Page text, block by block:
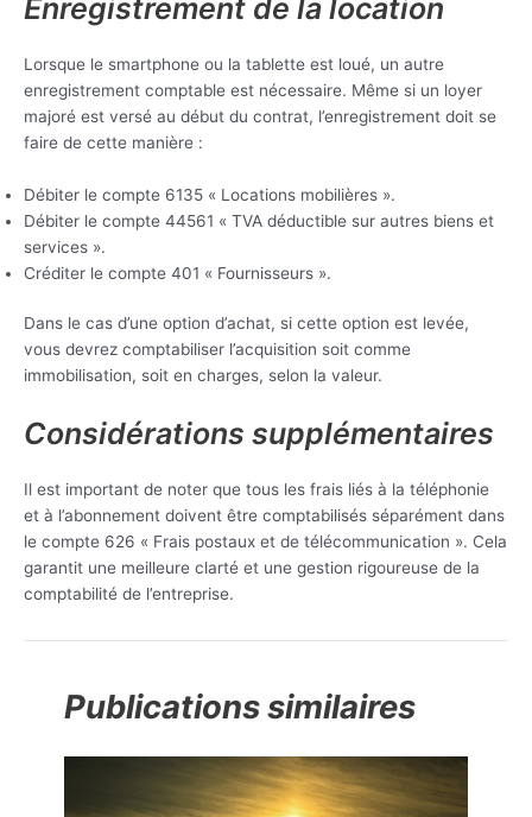
Enregistrement de la location
Lorsque le smartphone ou la tablette est loué, un autre
enregistrement comptable est nécessaire. Même si un loyer
majoré est versé au début du contrat, l’enregistrement doit se
faire de cette manière :
Débiter le compte 6135 « Locations mobilières ».
Débiter le compte 44561 « TVA déductible sur autres biens et
services ».
Créditer le compte 401 « Fournisseurs ».
Dans le cas d’une option d’achat, si cette option est levée,
vous devrez comptabiliser l’acquisition soit comme
immobilisation, soit en charges, selon la valeur.
Considérations supplémentaires
Il est important de noter que tous les frais liés à la téléphonie
et à l’abonnement doivent être comptabilisés séparément dans
le compte 626 « Frais postaux et de télécommunication ». Cela
garantit une meilleure clarté et une gestion rigoureuse de la
comptabilité de l’entreprise.
Publications similaires